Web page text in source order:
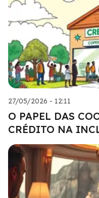
27/05/2026 - 12:11
O PAPEL DAS
CRÉDITO NA